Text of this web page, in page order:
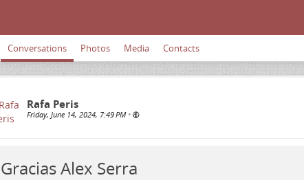
Conversations Photos Media Contacts
Rafa Peris
Friday, June 14, 2024, 7:49 PM •
Gracias Alex Serra